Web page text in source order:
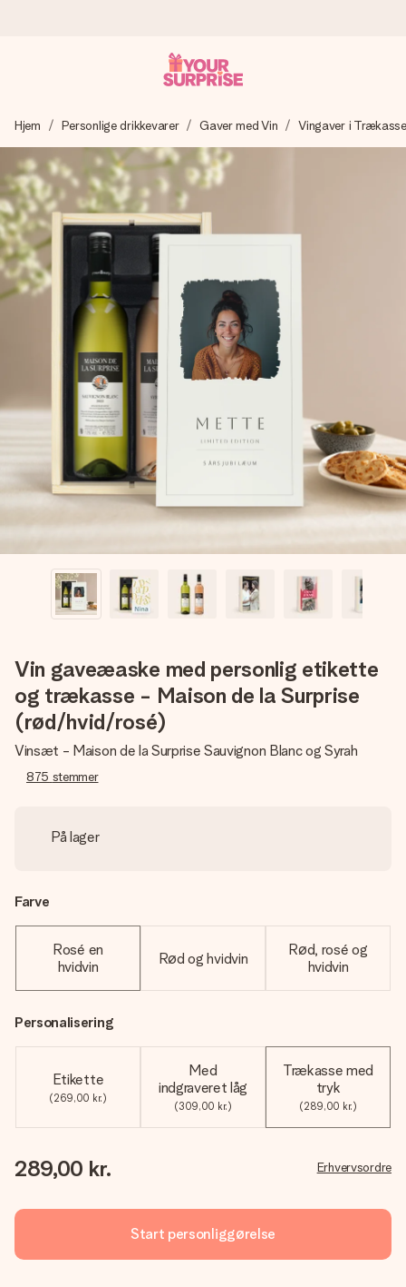
Vi laver din gave med omhu og sender den lynhurtigt – så
du kan give den på det helt rette tidspunkt, når den
betyder allermest.
4,7 (baseret på +15.000 anmeldelser)
Vores gaver inspirerer. Kunderne giver os 4,7 på Google
Reviews.
Gratis kort med hilsen
Lav noget særligt i blot få trin – med hendes navn, et
billede af dig eller en besked, der går lige i hendes hjerte.
Intet besvær men udelukkende en masse kærlighed i
Hjem Personlige drikkevarer Gaver med Vin Vingaver i Trækasse
Vin gaveæaske med personlig etikette
og trækasse - Maison de la Surprise
(rød/hvid/rosé)
Vinsæt - Maison de la Surprise Sauvignon Blanc og Syrah
875 stemmer
På lager
Farve
Rosé en
hvidvin
Rød og hvidvin
Rød, rosé og
hvidvin
Personalisering
Etikette
(269,00 kr.)
Med
indgraveret låg
(309,00 kr.)
Trækasse med
tryk
(289,00 kr.)
289,00 kr. Erhvervsordre
Start personliggørelse